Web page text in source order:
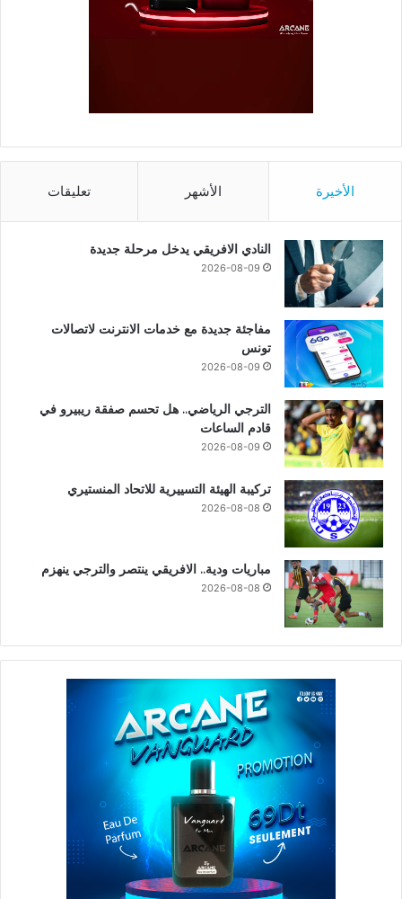
الأخيرة الأشهر تعليقات
النادي الافريقي يدخل مرحلة جديدة
2026-08-09
مفاجئة جديدة مع خدمات الانترنت لاتصالات
تونس
2026-08-09
الترجي الرياضي.. هل تحسم صفقة ريبيرو في
قادم الساعات
2026-08-09
تركيبة الهيئة التسييرية للاتحاد المنستيري
2026-08-08
مباريات ودية.. الافريقي ينتصر والترجي ينهزم
2026-08-08